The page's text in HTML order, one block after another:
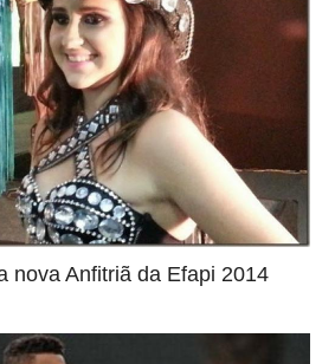
nova Anfitriã da Efapi 2014